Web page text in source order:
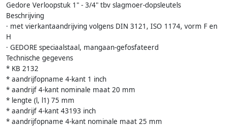
Gedore Verloopstuk 1" - 3/4" tbv slagmoer-dopsleutels
Beschrijving
· met vierkantaandrijving volgens DIN 3121, ISO 1174, vorm F en
H
· GEDORE speciaalstaal, mangaan-gefosfateerd
Technische gegevens
* KB 2132
* aandrijfopname 4-kant 1 inch
* aandrijf 4-kant nominale maat 20 mm
* lengte (l, l1) 75 mm
* aandrijf 4-kant 43193 inch
* aandrijfopname 4-kant nominale maat 25 mm